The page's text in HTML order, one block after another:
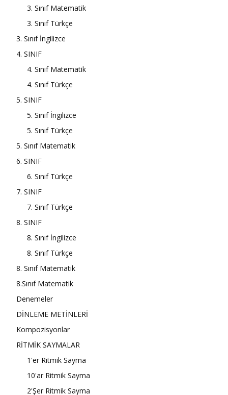
3. Sınıf Matematik
3. Sınıf Türkçe
3. Sınıf İngilizce
4. SINIF
4. Sınıf Matematik
4. Sınıf Türkçe
5. SINIF
5. Sınıf İngilizce
5. Sınıf Türkçe
5. Sınıf Matematik
6. SINIF
6. Sınıf Türkçe
7. SINIF
7. Sınıf Türkçe
8. SINIF
8. Sınıf İngilizce
8. Sınıf Türkçe
8. Sınıf Matematik
8.Sınıf Matematik
Denemeler
DİNLEME METİNLERİ
Kompozisyonlar
RİTMİK SAYMALAR
1'er Ritmik Sayma
10'ar Ritmik Sayma
2'Şer Ritmik Sayma